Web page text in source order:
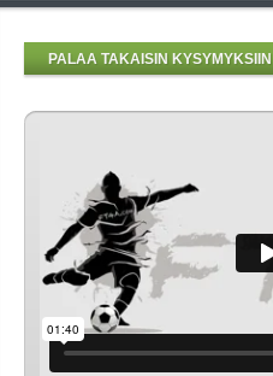
PALAA TAKAISIN KYSYMYKSIIN